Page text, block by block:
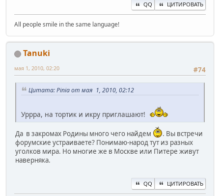
QQ ЦИТИРОВАТЬ
All people smile in the same language!
Tanuki
#74
мая 1, 2010, 02:20
Цитата: Pinia от мая 1, 2010, 02:12
Уррра, на тортик и икру приглашают!
Да в закромах Родины много чего найдем
. Вы встречи
форумские устраиваете? Понимаю-народ тут из разных
уголков мира. Но многие же в Москве или Питере живут
наверняка.
QQ ЦИТИРОВАТЬ